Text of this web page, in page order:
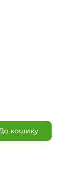
кошику